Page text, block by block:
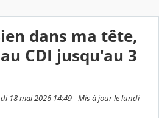
dans ma tête,
CDI jusqu'au 3
18 mai 2026 14:49 - Mis à jour le lundi